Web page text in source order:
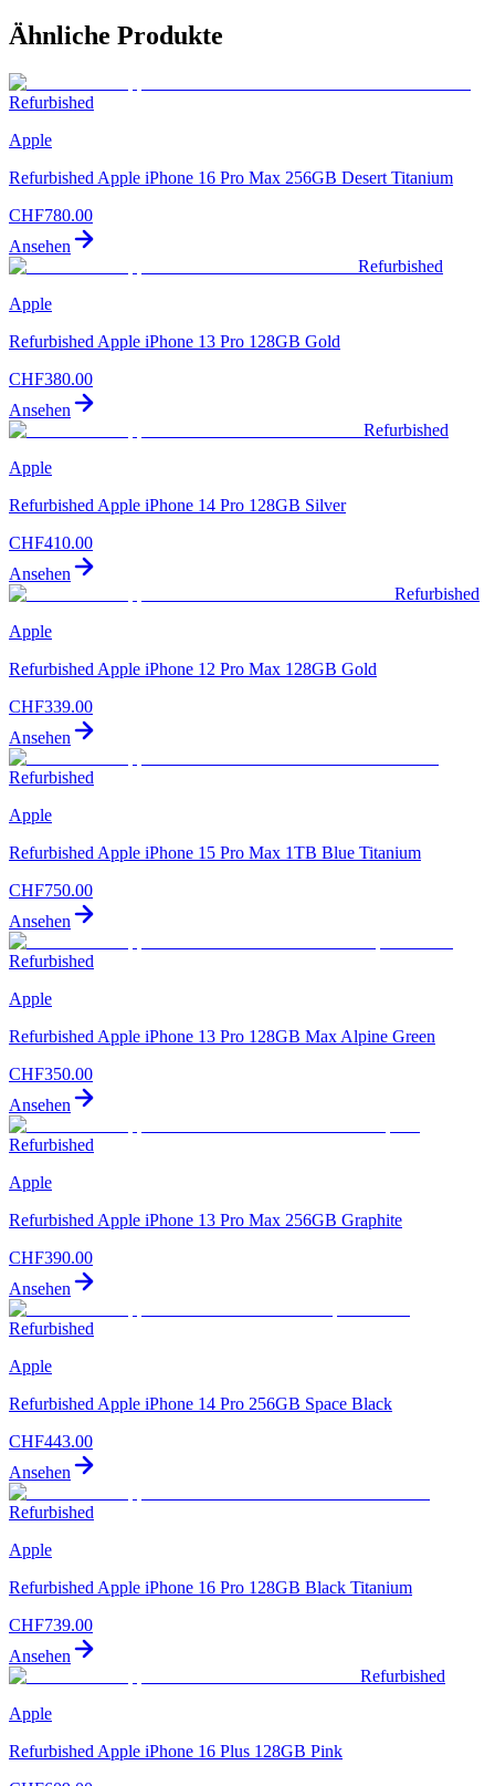
Ähnliche Produkte
Refurbished
Apple
Refurbished Apple iPhone 16 Pro Max 256GB Desert Titanium
CHF780.00
Ansehen
Refurbished
Apple
Refurbished Apple iPhone 13 Pro 128GB Gold
CHF380.00
Ansehen
Refurbished
Apple
Refurbished Apple iPhone 14 Pro 128GB Silver
CHF410.00
Ansehen
Refurbished
Apple
Refurbished Apple iPhone 12 Pro Max 128GB Gold
CHF339.00
Ansehen
Refurbished
Apple
Refurbished Apple iPhone 15 Pro Max 1TB Blue Titanium
CHF750.00
Ansehen
Refurbished
Apple
Refurbished Apple iPhone 13 Pro 128GB Max Alpine Green
CHF350.00
Ansehen
Refurbished
Apple
Refurbished Apple iPhone 13 Pro Max 256GB Graphite
CHF390.00
Ansehen
Refurbished
Apple
Refurbished Apple iPhone 14 Pro 256GB Space Black
CHF443.00
Ansehen
Refurbished
Apple
Refurbished Apple iPhone 16 Pro 128GB Black Titanium
CHF739.00
Ansehen
Refurbished
Apple
Refurbished Apple iPhone 16 Plus 128GB Pink